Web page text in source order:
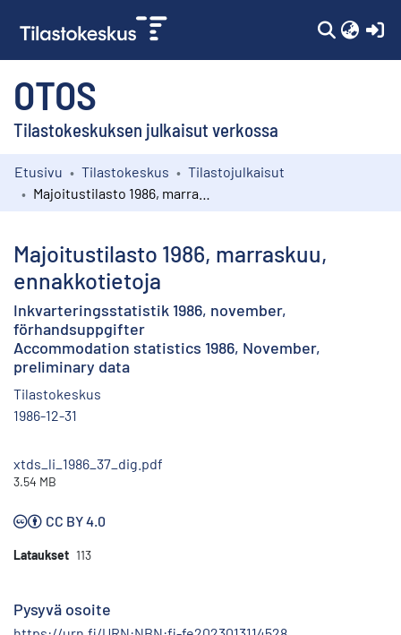
OTOS
Tilastokeskuksen julkaisut verkossa
Kokoelmat
Etusivu Tilastokeskus
Tilastojulkaisut
Majoitustilasto 1986, marraskuu,
ennakkotietoja
Inkvarteringsstatistik 1986, november,
förhandsuppgifter
Accommodation statistics 1986, November,
preliminary data
Tilastokeskus
1986-12-31
xtds_li_1986_37_dig.pdf
3.54 MB
CC BY 4.0
Lataukset 113
Pysyvä osoite